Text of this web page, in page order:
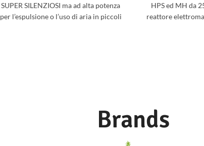
SUPER SILENZIOSI ma ad alta potenza
per l’espulsione o l’uso di aria in piccoli
HPS ed MH da
reattore
Brands